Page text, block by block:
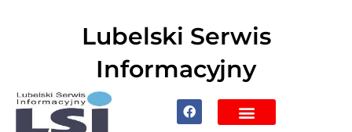
Lubelski Serwis
Informacyjny